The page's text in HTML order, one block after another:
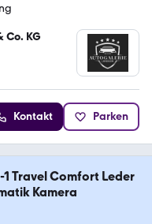
Co. KG
Kontakt Parken
1 Travel Comfort Leder
Kamera